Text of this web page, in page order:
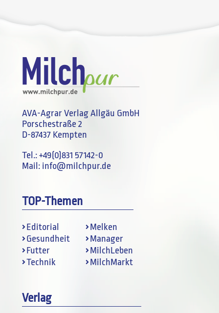
AVA-Agrar Verlag Allgäu GmbH
Porschestraße 2
D-87437 Kempten
Tel.:+49(0)831 57142-0
Mail: info@milchpur.de
TOP-Themen
Editorial
Gesundheit
Futter
Technik
Melken
Manager
MilchLeben
MilchMarkt
Verlag